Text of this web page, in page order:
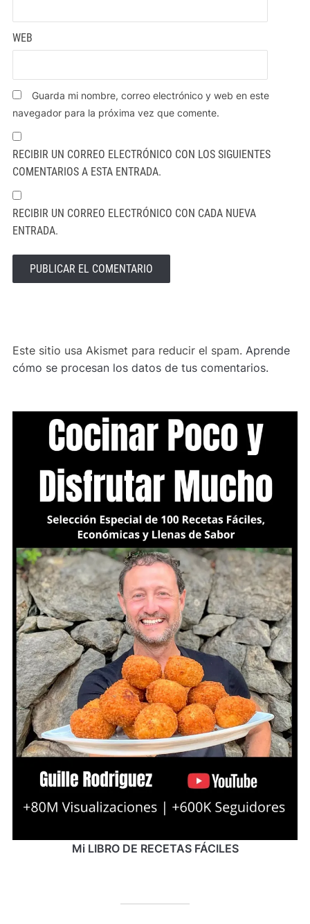
WEB
Guarda mi nombre, correo electrónico y web en este
navegador para la próxima vez que comente.
RECIBIR UN CORREO ELECTRÓNICO CON LOS SIGUIENTES
COMENTARIOS A ESTA ENTRADA.
RECIBIR UN CORREO ELECTRÓNICO CON CADA NUEVA
ENTRADA.
Este sitio usa Akismet para reducir el spam. Aprende
cómo se procesan los datos de tus comentarios.
Mi LIBRO DE RECETAS FÁCILES